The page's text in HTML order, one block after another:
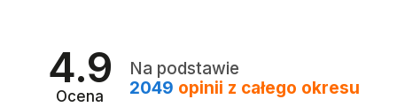
4.9
Ocena
Na podstawie
2049 opinii z całego okresu